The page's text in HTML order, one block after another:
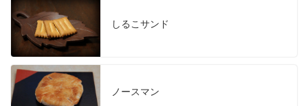
しるこサンド
ノースマン